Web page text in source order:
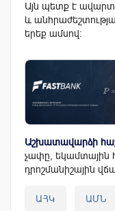
Այն պետք է
և
երեք ամսով:
Աշխատավարձի
չափը, եկամտային
դրոշմանիշային
ԱՀԿ ԱՄՆ